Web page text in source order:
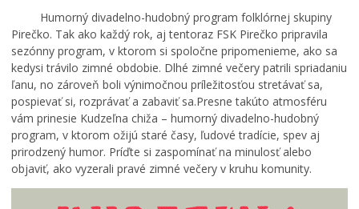
Humorný divadelno-hudobný program folklórnej skupiny
Pirečko. Tak ako každý rok, aj tentoraz FSK Pirečko pripravila
sezónny program, v ktorom si spoločne pripomenieme, ako sa
kedysi trávilo zimné obdobie. Dlhé zimné večery patrili spriadaniu
ľanu, no zároveň boli výnimočnou príležitosťou stretávať sa,
pospievať si, rozprávať a zabaviť sa.Presne takúto atmosféru
vám prinesie Kudzeľna chiža – humorný divadelno-hudobný
program, v ktorom ožijú staré časy, ľudové tradície, spev aj
prirodzený humor. Príďte si zaspomínať na minulosť alebo
objaviť, ako vyzerali pravé zimné večery v kruhu komunity.